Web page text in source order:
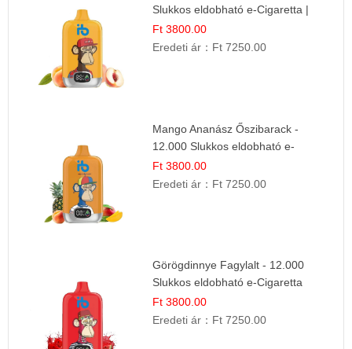
Slukkos eldobható e-Cigaretta |
Friss Gyümölcs Íz
Ft 3800.00
Eredeti ár： Ft 7250.00
Mango Ananász Őszibarack -
12.000 Slukkos eldobható e-
Cigaretta
Ft 3800.00
Eredeti ár： Ft 7250.00
Görögdinnye Fagylalt - 12.000
Slukkos eldobható e-Cigaretta
Ft 3800.00
Eredeti ár： Ft 7250.00